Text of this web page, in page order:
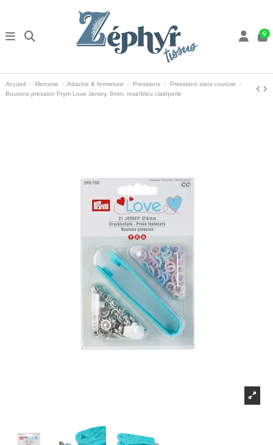
9
Accueil Mercerie Attache & fermeture Pressions
Pressions sans couture
Boutons pression Prym Love Jersey, 8mm, rose/bleu clair/perle